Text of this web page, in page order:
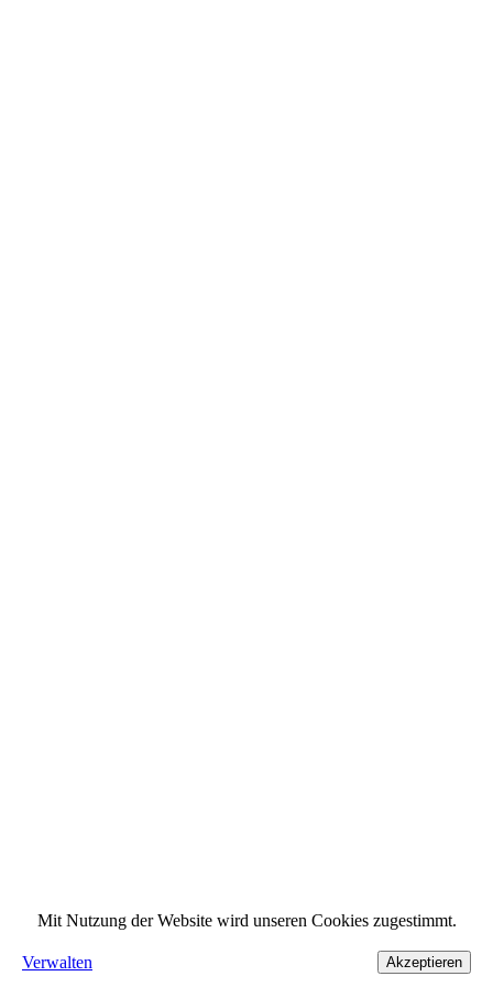
Mit Nutzung der Website wird unseren Cookies zugestimmt.
Verwalten Akzeptieren